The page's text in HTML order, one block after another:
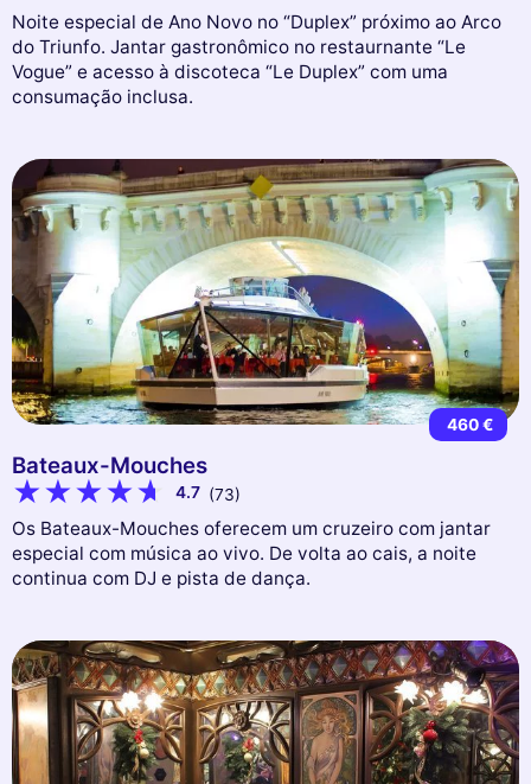
Noite especial de Ano Novo no “Duplex” próximo ao Arco
do Triunfo. Jantar gastronômico no restaurnante “Le
Vogue” e acesso à discoteca “Le Duplex” com uma
consumação inclusa.
460 €
Bateaux-Mouches
4.7 (73)
Os Bateaux-Mouches oferecem um cruzeiro com jantar
especial com música ao vivo. De volta ao cais, a noite
continua com DJ e pista de dança.